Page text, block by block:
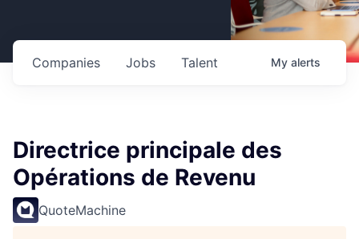
Jobs
Companies Talent My alerts
Directrice principale des
Opérations de Revenu
QuoteMachine